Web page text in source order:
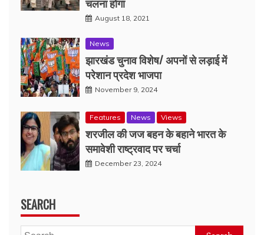
August 18, 2021
News
झारखंड चुनाव विशेष/ अपनों से लड़ाई में
परेशान प्रदेश भाजपा
November 9, 2024
Features News Views
शरजील की जज बहन के बहाने भारत के
समावेशी राष्ट्रवाद पर चर्चा
December 23, 2024
SEARCH
Search